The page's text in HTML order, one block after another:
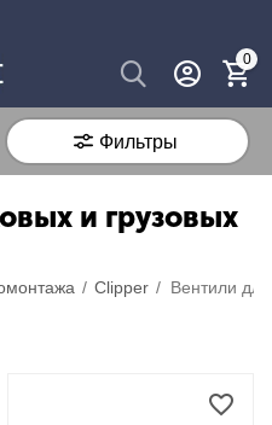
0
Фильтры
и грузовых
/ Сlipper / Вентили